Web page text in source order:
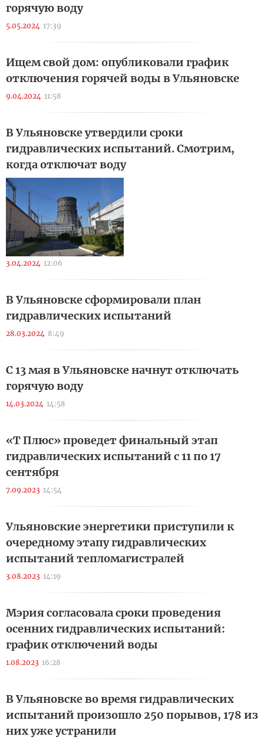
горячую воду
5.05.2024 17:39
Ищем свой дом: опубликовали график
отключения горячей воды в Ульяновске
9.04.2024 11:58
В Ульяновске утвердили сроки
гидравлических испытаний. Смотрим,
когда отключат воду
3.04.2024 12:06
В Ульяновске сформировали план
гидравлических испытаний
28.03.2024 8:49
С 13 мая в Ульяновске начнут отключать
горячую воду
14.03.2024 14:58
«Т Плюс» проведет финальный этап
гидравлических испытаний с 11 по 17
сентября
7.09.2023 14:54
Ульяновские энергетики приступили к
очередному этапу гидравлических
испытаний тепломагистралей
3.08.2023 14:19
Мэрия согласовала сроки проведения
осенних гидравлических испытаний:
график отключений воды
1.08.2023 16:28
В Ульяновске во время гидравлических
испытаний произошло 250 порывов, 178 из
них уже устранили